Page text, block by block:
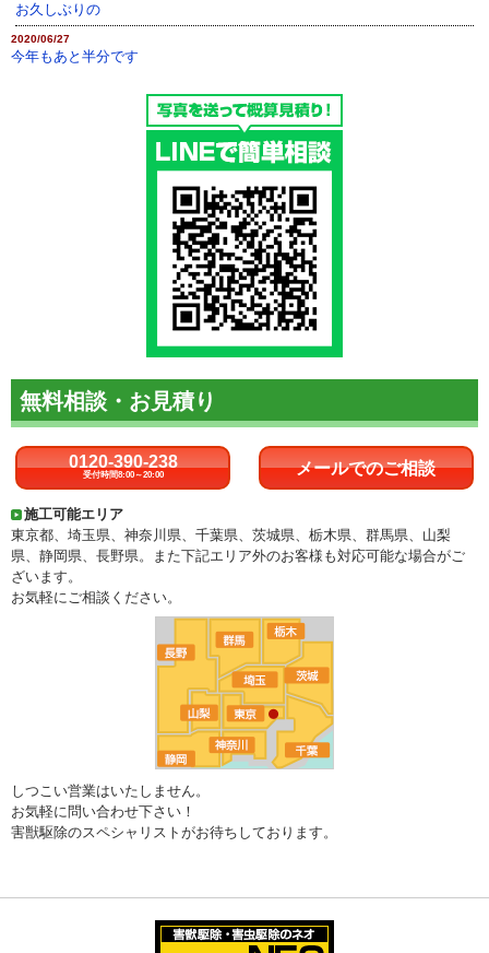
お久しぶりの
2020/06/27
今年もあと半分です
無料相談・お見積り
0120-390-238
受付時間8:00～20:00 メールでのご相談
施工可能エリア
東京都、埼玉県、神奈川県、千葉県、茨城県、栃木県、群馬県、山梨
県、静岡県、長野県。また下記エリア外のお客様も対応可能な場合がご
ざいます。
お気軽にご相談ください。
しつこい営業はいたしません。
お気軽に問い合わせ下さい！
害獣駆除のスペシャリストがお待ちしております。